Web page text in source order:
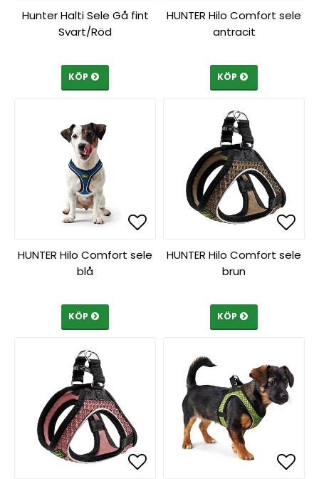
Lägg till i
Hunter Halti Sele Gå fint
Svart/Röd
KÖP
HUNTER Hilo Comfort sele
antracit
KÖP
Lägg till i
Lägg till i
HUNTER Hilo Comfort sele
blå
KÖP
HUNTER Hilo Comfort sele
brun
KÖP